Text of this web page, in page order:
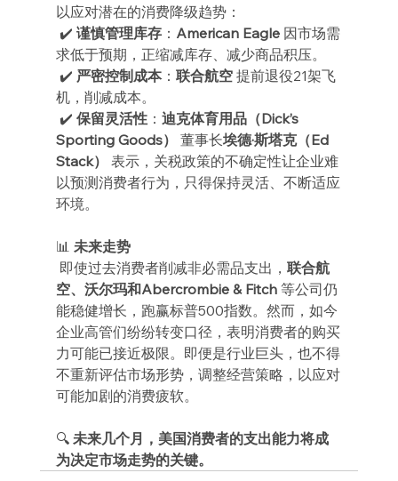
以应对潜在的消费降级趋势：
✔️ 谨慎管理库存： American Eagle 因市场需
求低于预期，正缩减库存、减少商品积压。
✔️ 严密控制成本： 联合航空 提前退役21架飞
机，削减成本。
✔️ 保留灵活性： 迪克体育用品（Dick’s
Sporting Goods）
董事长埃德·斯塔克（Ed
Stack）
表示，关税政策的不确定性让企业难
以预测消费者行为，只得保持灵活、不断适应
环境。
📊 未来走势
即使过去消费者削减非必需品支出， 联合航
空、沃尔玛和Abercrombie & Fitch 等公司仍
能稳健增长，跑赢标普500指数。然而，如今
企业高管们纷纷转变口径，表明消费者的购买
力可能已接近极限。即便是行业巨头，也不得
不重新评估市场形势，调整经营策略，以应对
可能加剧的消费疲软。
🔍 未来几个月，美国消费者的支出能力将成
为决定市场走势的关键。